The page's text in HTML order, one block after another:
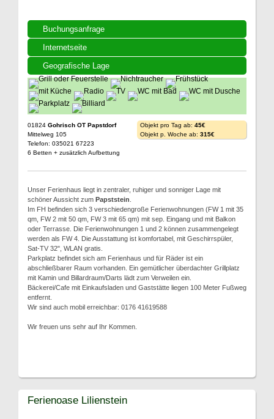
Buchungsanfrage
Internetseite
Geografische Lage
01824 Gohrisch OT Papstdorf
Mittelweg 105
Telefon: 035021 67223
6 Betten + zusätzlich Aufbettung
Objekt pro Tag ab: 45€
Objekt p. Woche ab: 315€
Unser Ferienhaus liegt in zentraler, ruhiger und sonniger Lage mit
schöner Aussicht zum Papststein
Im FH befinden sich 3 verschiedengroße Ferienwohnungen (FW 1 mit 35
qm, FW 2 mit 50 qm, FW 3 mit 65 qm) mit sep. Eingang und mit Balkon
oder Terrasse. Die Ferienwohnungen 1 und 2 können zusammengelegt
werden als FW 4. Die Ausstattung ist komfortabel, mit Geschirrspüler,
Sat-TV 32", WLAN gratis.
Parkplatz befindet sich am Ferienhaus und für Räder ist ein
abschließbarer Raum vorhanden. Ein gemütlicher überdachter Grillplatz
mit Kamin und Billardraum/Darts lädt zum Verweilen ein.
Bäckerei/Cafe mit Einkaufsladen und Gaststätte liegen 100 Meter Fußweg
entfernt.
Wir sind auch mobil erreichbar: 0176 41619588
Wir freuen uns sehr auf Ihr Kommen.
Ferienoase Lilienstein